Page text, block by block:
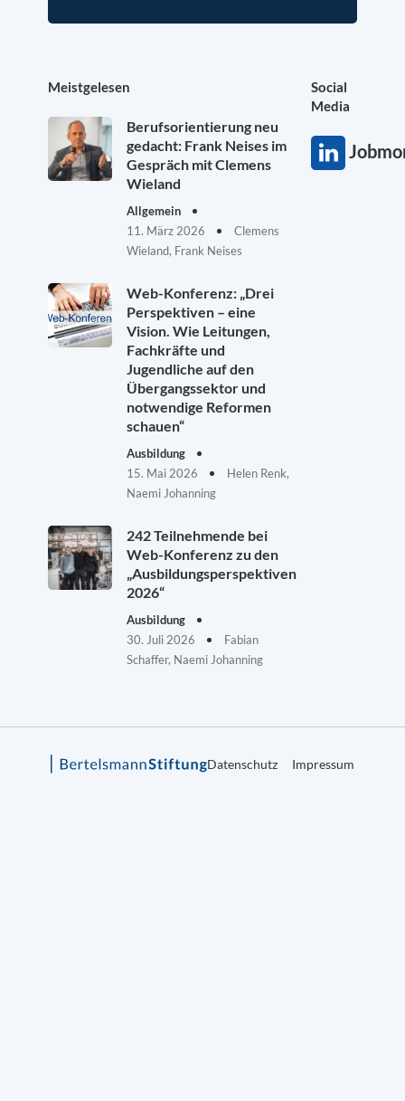
Meistgelesen
Berufsorientierung neu
gedacht: Frank Neises im
Gespräch mit Clemens
Wieland
Allgemein
11. März 2026
Clemens
Wieland, Frank Neises
Web-Konferenz: „Drei
Perspektiven – eine
Vision. Wie Leitungen,
Fachkräfte und
Jugendliche auf den
Übergangssektor und
notwendige Reformen
schauen“
Ausbildung
15. Mai 2026
Helen Renk,
Naemi Johanning
242 Teilnehmende bei
Web-Konferenz zu den
„Ausbildungsperspektiven
2026“
Ausbildung
30. Juli 2026
Fabian
Schaffer, Naemi Johanning
Social
Media
Datenschutz Impressum